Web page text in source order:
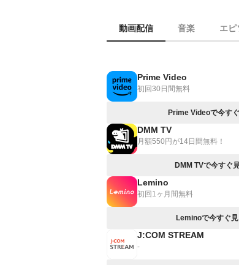
動画配信 音楽 エピ
Prime Video
初回30日間無料
Prime Videoで今す
DMM TV
月額550円が14日間無料！
DMM TVで今すぐ
Lemino
初回1ヶ月間無料
Leminoで今すぐ見
J:COM STREAM
-